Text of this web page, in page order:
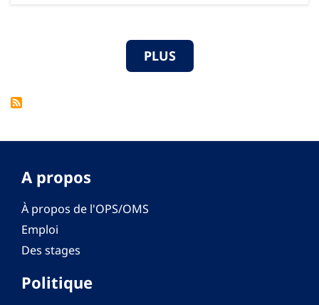
PLUS
A propos
À propos de l'OPS/OMS
Emploi
Des stages
Politique